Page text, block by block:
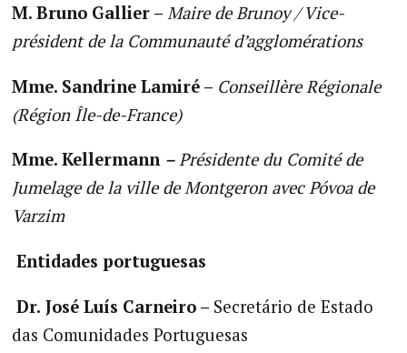
M. Bruno Gallier – Maire de Brunoy / Vice-
président de la Communauté d’agglomérations
Mme. Sandrine Lamiré – Conseillère Régionale
(Région Île-de-France)
Mme. Kellermann –Présidente du Comité de
Jumelage de la ville de Montgeron avec Póvoa de
Varzim
Entidades portuguesas
Dr. José Luís Carneiro – Secretário de Estado
das Comunidades Portuguesas